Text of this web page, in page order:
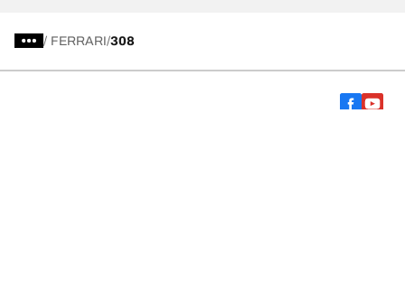
/ FERRARI 308